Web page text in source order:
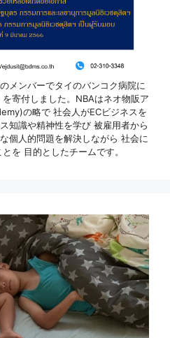
メンバーでタイのバンコク病院に
寄付しました。NBAはネオ物販ア
の略で 社会人がECビジネスを
知識や精神性を学び 被雇用者から
個人的問題を解決しながら 社会に
を 目的としたチームです。